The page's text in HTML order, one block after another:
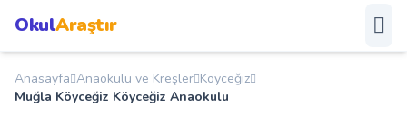
OkulAraştır
Anasayfa
Anasayfa Anaokulu ve Kreşler Köyceğiz
Muğla Köyceğiz Köyceğiz Anaokulu